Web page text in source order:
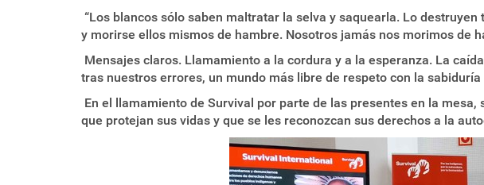
“Los blancos sólo saben maltratar la selva y saquearla. Lo
y morirse ellos mismos de hambre. Nosotros jamás nos morimos de
Mensajes claros. Llamamiento a la cordura y a la esperanza. La
tras nuestros errores, un mundo más libre de respeto con la
En el llamamiento de Survival por parte de las presentes en la
que protejan sus vidas y que se les reconozcan sus derechos a la